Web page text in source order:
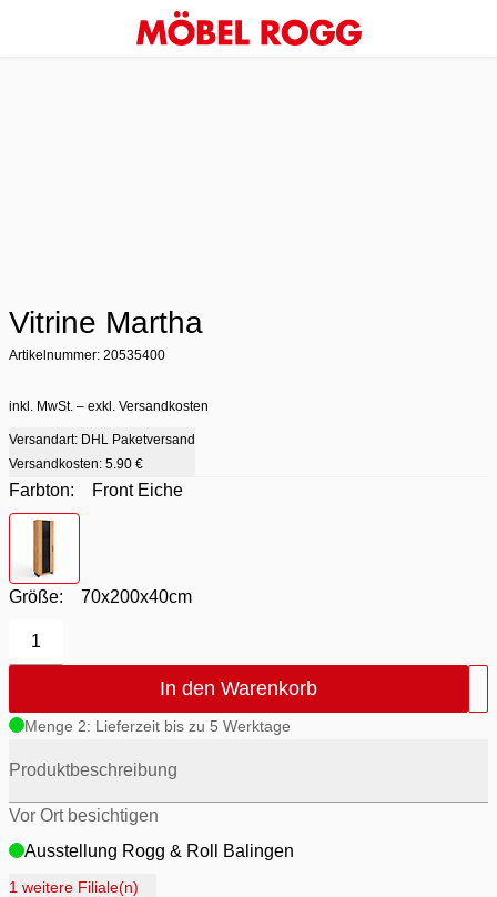
Vitrine Martha
Artikelnummer: 20535400
inkl. MwSt. – exkl. Versandkosten
Versandart: DHL Paketversand
Versandkosten: 5.90 €
Farbton:
Front Eiche
Farbton
Größe: 70x200x40cm
1
In den Warenkorb
Menge 2: Lieferzeit bis zu 5 Werktage
Produktbeschreibung
Vor Ort besichtigen
Ausstellung Rogg & Roll Balingen
Ausstellung Rogg Discount Balingen
1 weitere Filiale(n)